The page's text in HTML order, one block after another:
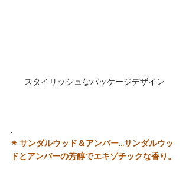
スタイリッシュなパッケージデザイン
.
✴︎ サンダルウッド＆アンバー...サンダルウッ
ドとアンバーの芳醇でエキゾチックな香り。